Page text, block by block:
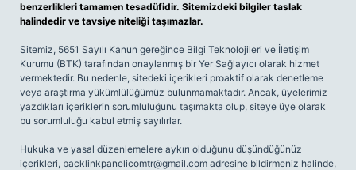
benzerlikleri tamamen tesadüfidir. Sitemizdeki bilgiler taslak
halindedir ve tavsiye niteliği taşımazlar.
Sitemiz, 5651 Sayılı Kanun gereğince Bilgi Teknolojileri ve İletişim
Kurumu (BTK) tarafından onaylanmış bir Yer Sağlayıcı olarak hizmet
vermektedir. Bu nedenle, sitedeki içerikleri proaktif olarak denetleme
veya araştırma yükümlülüğümüz bulunmamaktadır. Ancak, üyelerimiz
yazdıkları içeriklerin sorumluluğunu taşımakta olup, siteye üye olarak
bu sorumluluğu kabul etmiş sayılırlar.
Hukuka ve yasal düzenlemelere aykırı olduğunu düşündüğünüz
içerikleri, backlinkpanelicomtr@gmail.com adresine bildirmeniz halinde,